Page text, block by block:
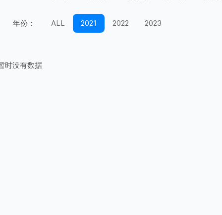
年份： ALL 2021 2022 2023
时没有数据